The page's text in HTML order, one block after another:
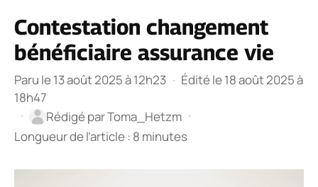
Contestation changement
bénéficiaire assurance vie
Paru le 13 août 2025 à 12h23 · Édité le 18 août 2025 à
18h47
·
Rédigé parToma_Hetzm ·
Longueur de l’article : 8 minutes